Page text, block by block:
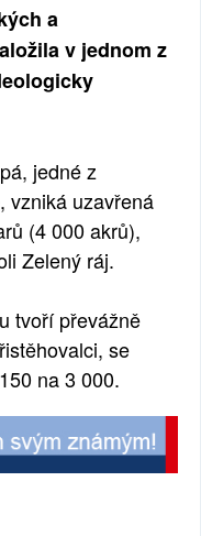
a
v jednom z
jedné z
vzniká uzavřená
(4 000 akrů),
Zelený ráj.
tvoří převážně
se
na 3 000.